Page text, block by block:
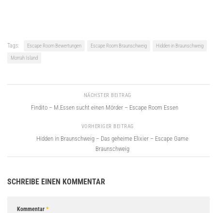
Tags: Escape Room Bewertungen Escape Room Braunschweig
Hidden in Braunschweig
Morrah Island
NÄCHSTER BEITRAG
Findito – M.Essen sucht einen Mörder – Escape Room Essen
VORHERIGER BEITRAG
Hidden in Braunschweig – Das geheime Elixier – Escape Game
Braunschweig
SCHREIBE EINEN KOMMENTAR
Kommentar *